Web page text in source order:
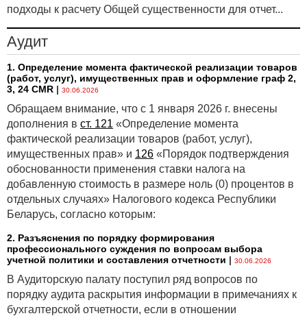
подходы к расчету Общей существенности для отчет...
Аудит
1. Определение момента фактической реализации товаров
(работ, услуг), имущественных прав и оформление граф 2,
3, 24 CMR | 30.06.2026
Обращаем внимание, что с 1 января 2026 г. внесены
дополнения в ст. 121 «Определение момента
фактической реализации товаров (работ, услуг),
имущественных прав» и 126 «Порядок подтверждения
обоснованности применения ставки налога на
добавленную стоимость в размере ноль (0) процентов в
отдельных случаях» Налогового кодекса Республики
Беларусь, согласно которым:
2. Разъяснения по порядку формирования
профессионального суждения по вопросам выбора
учетной политики и составления отчетности | 30.06.2026
В Аудиторскую палату поступил ряд вопросов по
порядку аудита раскрытия информации в примечаниях к
бухгалтерской отчетности, если в отношении